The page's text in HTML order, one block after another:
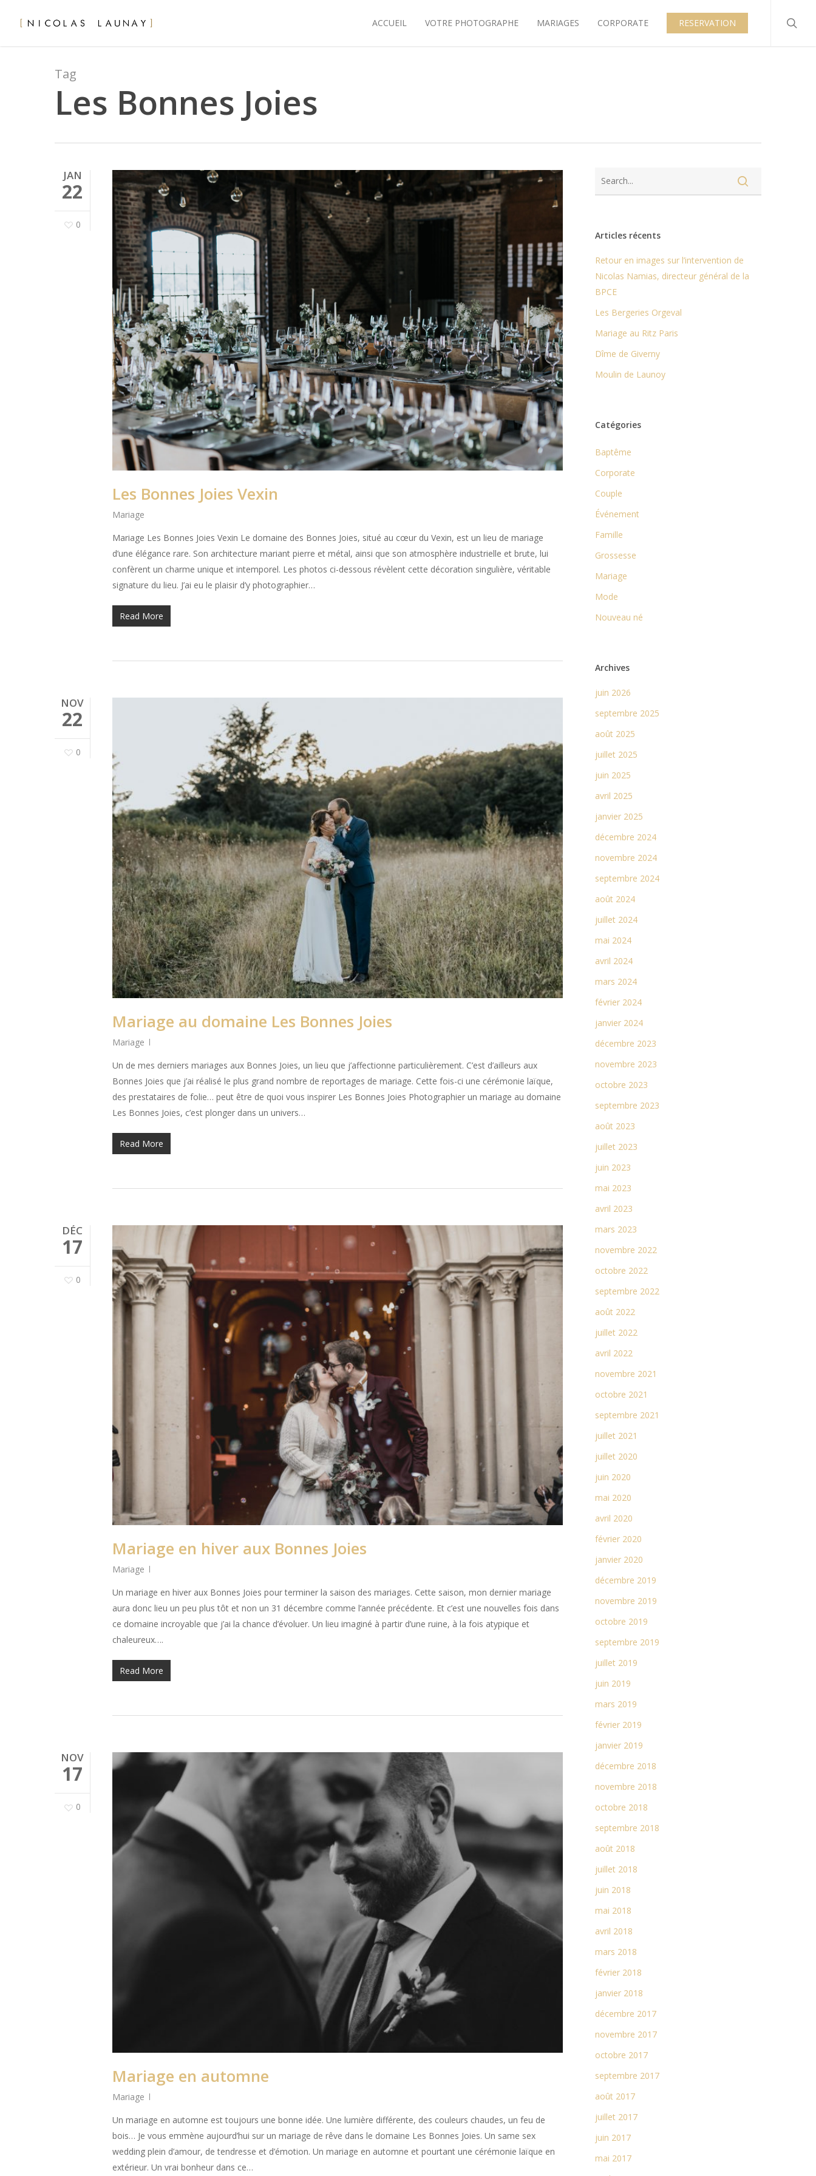
ACCUEIL VOTRE PHOTOGRAPHE MARIAGES CORPORATE RESERVATION
Tag
Les Bonnes Joies
JAN
22
0
Les Bonnes Joies Vexin
Mariage
Mariage Les Bonnes Joies Vexin Le domaine des Bonnes Joies, situé au cœur du Vexin, est un lieu de mariage
d’une élégance rare. Son architecture mariant pierre et métal, ainsi que son atmosphère industrielle et brute, lui
confèrent un charme unique et intemporel. Les photos ci-dessous révèlent cette décoration singulière, véritable
signature du lieu. J’ai eu le plaisir d’y photographier…
Read More
NOV
22
0
Mariage au domaine Les Bonnes Joies
Mariage
Un de mes derniers mariages aux Bonnes Joies, un lieu que j’affectionne particulièrement. C’est d’ailleurs aux
Bonnes Joies que j’ai réalisé le plus grand nombre de reportages de mariage. Cette fois-ci une cérémonie laïque,
des prestataires de folie… peut être de quoi vous inspirer Les Bonnes Joies Photographier un mariage au domaine
Les Bonnes Joies, c’est plonger dans un univers…
Read More
DÉC
17
0
Mariage en hiver aux Bonnes Joies
Mariage
Un mariage en hiver aux Bonnes Joies pour terminer la saison des mariages. Cette saison, mon dernier mariage
aura donc lieu un peu plus tôt et non un 31 décembre comme l’année précédente. Et c’est une nouvelles fois dans
ce domaine incroyable que j’ai la chance d’évoluer. Un lieu imaginé à partir d’une ruine, à la fois atypique et
chaleureux….
Read More
NOV
17
0
Mariage en automne
Mariage
Un mariage en automne est toujours une bonne idée. Une lumière différente, des couleurs chaudes, un feu de
bois… Je vous emmène aujourd’hui sur un mariage de rêve dans le domaine Les Bonnes Joies. Un same sex
wedding plein d’amour, de tendresse et d’émotion. Un mariage en automne et pourtant une cérémonie laïque en
extérieur. Un vrai bonheur dans ce…
Articles récents
Retour en images sur l’intervention de
Nicolas Namias, directeur général de la
BPCE
Les Bergeries Orgeval
Mariage au Ritz Paris
Dîme de Giverny
Moulin de Launoy
Catégories
Baptême
Corporate
Couple
Événement
Famille
Grossesse
Mariage
Mode
Nouveau né
Archives
juin 2026
septembre 2025
août 2025
juillet 2025
juin 2025
avril 2025
janvier 2025
décembre 2024
novembre 2024
septembre 2024
août 2024
juillet 2024
mai 2024
avril 2024
mars 2024
février 2024
janvier 2024
décembre 2023
novembre 2023
octobre 2023
septembre 2023
août 2023
juillet 2023
juin 2023
mai 2023
avril 2023
mars 2023
novembre 2022
octobre 2022
septembre 2022
août 2022
juillet 2022
avril 2022
novembre 2021
octobre 2021
septembre 2021
juillet 2021
juillet 2020
juin 2020
mai 2020
avril 2020
février 2020
janvier 2020
décembre 2019
novembre 2019
octobre 2019
septembre 2019
juillet 2019
juin 2019
mars 2019
février 2019
janvier 2019
décembre 2018
novembre 2018
octobre 2018
septembre 2018
août 2018
juillet 2018
juin 2018
mai 2018
avril 2018
mars 2018
février 2018
janvier 2018
décembre 2017
novembre 2017
octobre 2017
septembre 2017
août 2017
juillet 2017
juin 2017
mai 2017